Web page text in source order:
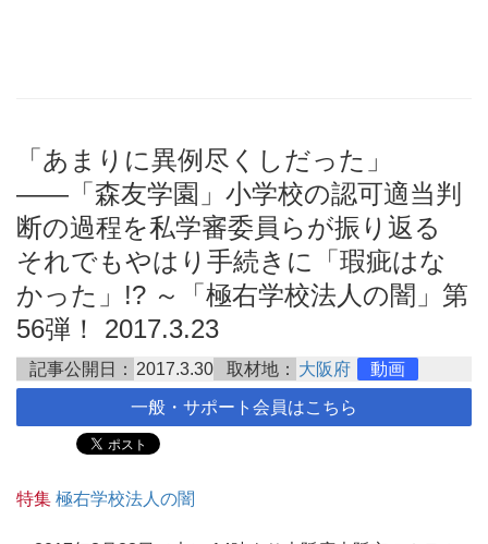
「あまりに異例尽くしだった」
――「森友学園」小学校の認可適当判
断の過程を私学審委員らが振り返る
それでもやはり手続きに「瑕疵はな
かった」!? ～「極右学校法人の闇」第
56弾！ 2017.3.23
記事公開日： 2017.3.30 取材地： 大阪府 動画
一般・サポート会員はこちら
特集 極右学校法人の闇